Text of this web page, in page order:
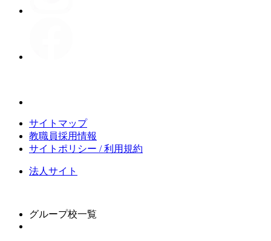
サイトマップ
教職員採用情報
サイトポリシー / 利用規約
法人サイト
グループ校一覧